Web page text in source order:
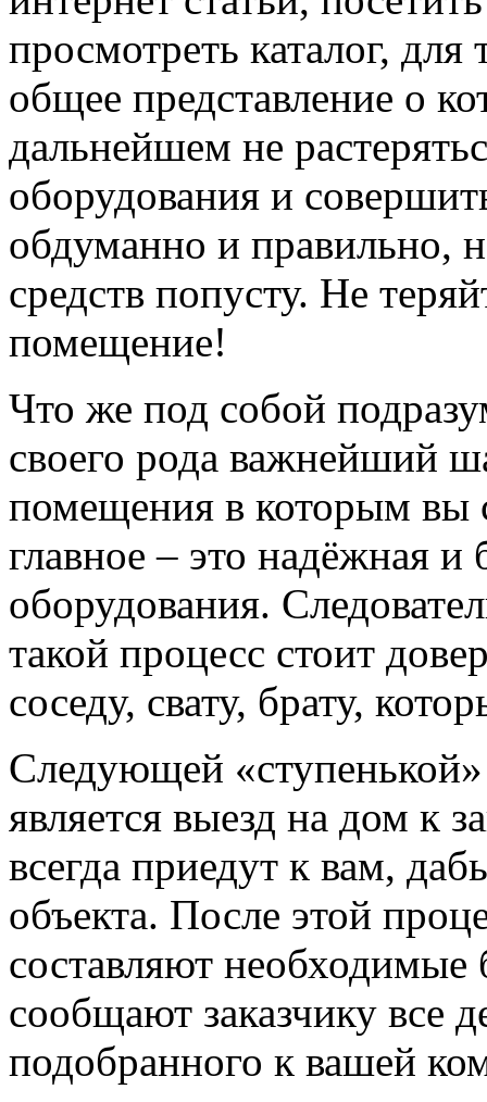
просмотреть каталог,
общее представление о
дальнейшем не
оборудования и
обдуманно и правильно,
средств попусту. Не
помещение!
Что же под собой
своего рода важнейший
помещения в которым вы
главное – это надёжная и
оборудования.
такой процесс стоит
соседу, свату, брату,
Следующей
является выезд на дом к
всегда приедут к вам,
объекта. После этой
составляют необходимые
сообщают заказчику все
подобранного к вашей